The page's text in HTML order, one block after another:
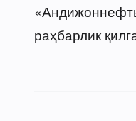
раҳбарлик